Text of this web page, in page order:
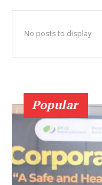
No posts to display
Popular